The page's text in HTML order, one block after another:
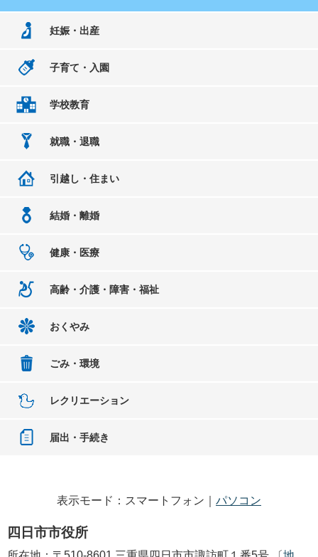
妊娠・出産
子育て・入園
学校教育
就職・退職
引越し・住まい
結婚・離婚
健康・医療
高齢・介護・障害・福祉
おくやみ
ごみ・環境
レクリエーション
届出・手続き
表示モード：スマートフォン｜ パソコン
四日市市役所